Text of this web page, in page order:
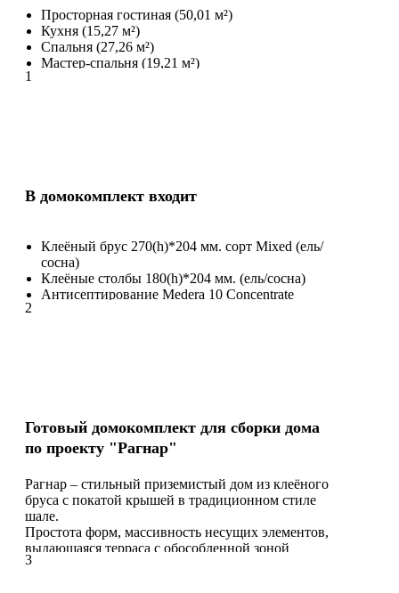
Просторная гостиная (50,01 м²)
Кухня (15,27 м²)
Спальня (27,26 м²)
Мастер-спальня (19,21 м²)
Веранда (11,41 м²)
Хоз.помещение (8, 56 м²)
1
В домокомплект входит
Клеёный брус 270(h)*204 мм. сорт Mixed (ель/
сосна)
Клеёные столбы 180(h)*204 мм. (ель/сосна)
Антисептирование Medera 10 Concentrate
2
Готовый домокомплект для сборки дома
по проекту "Рагнар"
Рагнар – стильный приземистый дом из клеёного
бруса с покатой крышей в традиционном стиле
шале.
Простота форм, массивность несущих элементов,
выдающаяся терраса с обособленной зоной
барбекю, ниспадающий каменный цоколь
3